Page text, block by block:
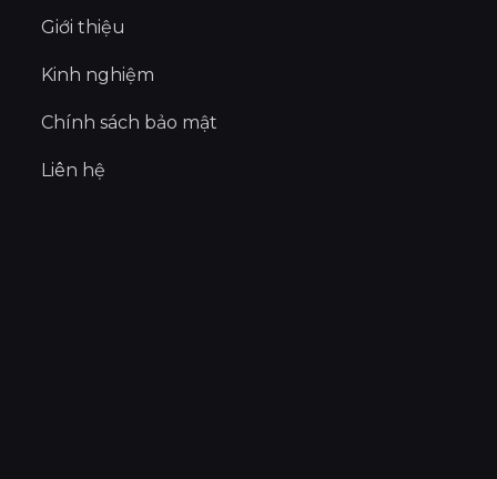
Giới thiệu
Kinh nghiệm
Chính sách bảo mật
Liên hệ